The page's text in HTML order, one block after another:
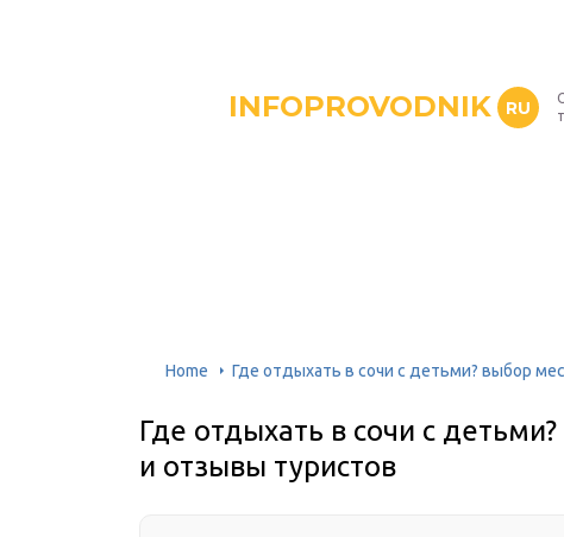
INFOPROVODNIK RU
Home Где отдыхать в сочи с детьми? выбор
Где отдыхать в сочи с
и отзывы туристов